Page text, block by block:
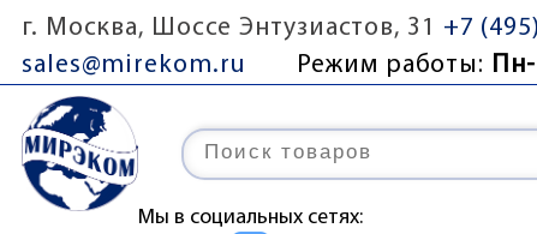
г. Москва, Шоссе Энтузиастов, 31
+7
sales@mirekom.ru
Режим работы:
Мы в социальных сетях: